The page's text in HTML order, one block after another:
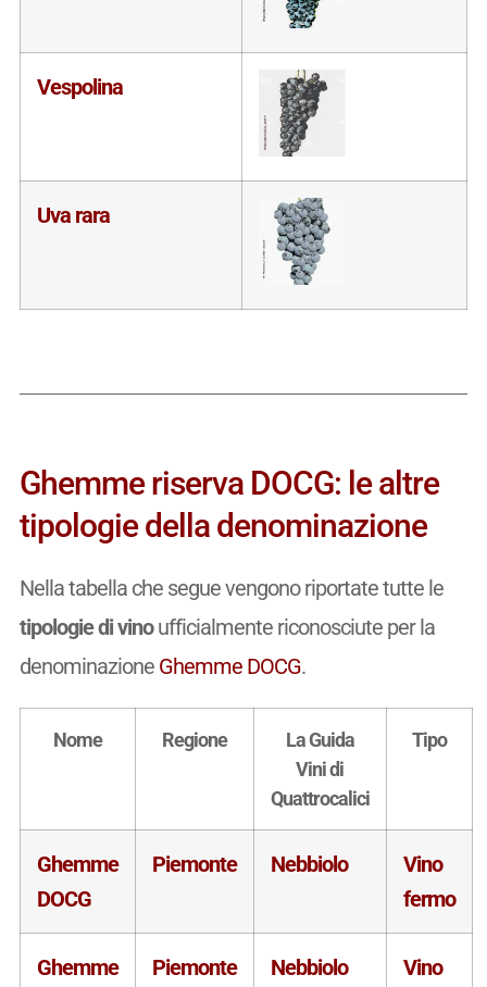
Vespolina
Uva rara
Ghemme riserva DOCG: le altre
tipologie della denominazione
Nella tabella che segue vengono riportate tutte le
tipologie di vinoufficialmente riconosciute per la
denominazione Ghemme DOCG.
Nome Regione
La Guida
Vini di
Quattrocalici
Tipo
Ghemme
DOCG
Piemonte Nebbiolo
Vino
fermo
Ghemme
Piemonte Nebbiolo
Vino